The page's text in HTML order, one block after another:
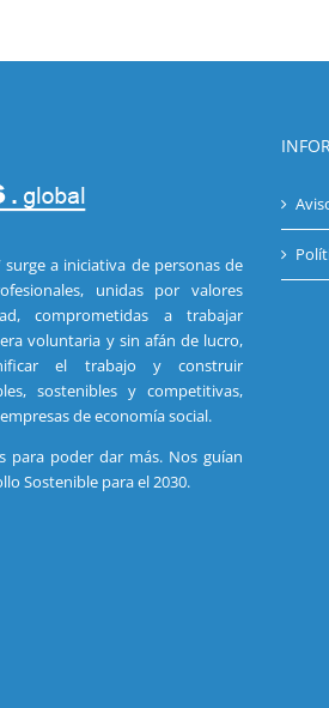
surge a iniciativa de personas de
unidas por valores
comprometidas a trabajar
voluntaria y sin afán de lucro,
el trabajo y construir
sostenibles y competitivas,
de economía social.
para poder dar más. Nos guían
Sostenible para el 2030.